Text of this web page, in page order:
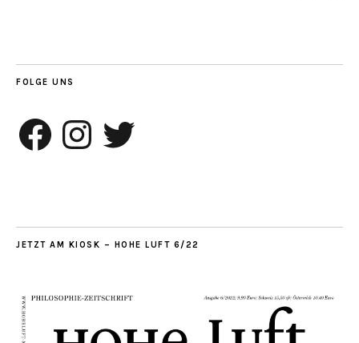
FOLGE UNS
Facebook InstagramTwitter
JETZT AM KIOSK – HOHE LUFT 6/22